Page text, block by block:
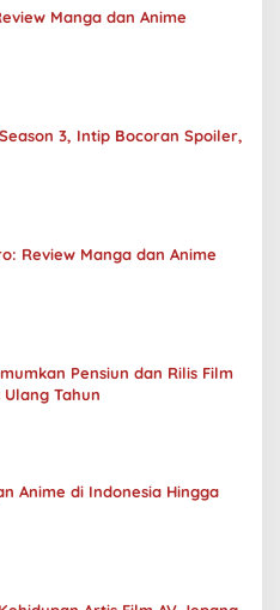
Manga dan Anime
3, Intip Bocoran Spoiler,
Review Manga dan Anime
Pensiun dan Rilis Film
Tahun
Anime di Indonesia Hingga